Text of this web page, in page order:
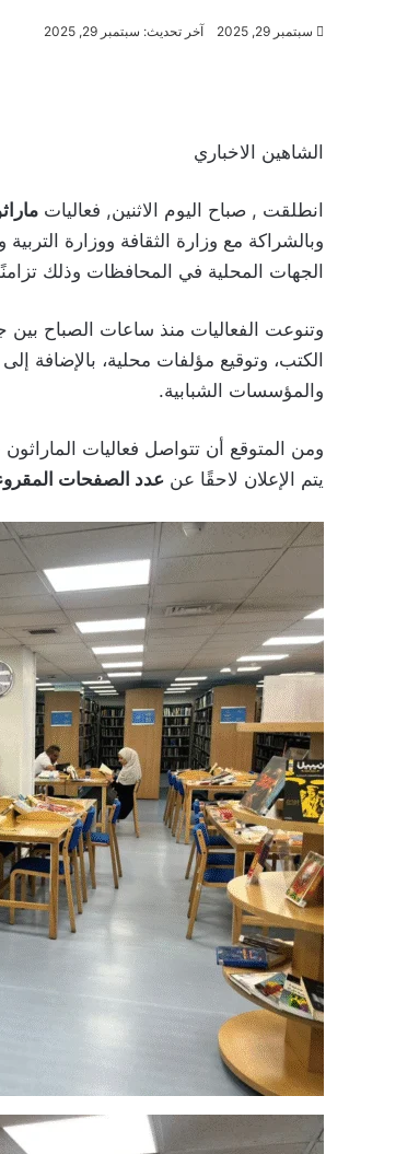
سبتمبر 29, 2025 آخر تحديث: سبتمبر 29, 2025
الشاهين الاخباري
انطلقت , صباح اليوم الاثنين, فعاليات
وبالشراكة مع وزارة الثقافة ووزارة
الجهات المحلية في المحافظات وذلك
وتنوعت الفعاليات منذ ساعات الصباح
الكتب، وتوقيع مؤلفات محلية، بالإضافة
والمؤسسات الشبابية.
ومن المتوقع أن تتواصل فعاليات
يتم الإعلان لاحقًا عن عدد الصفحات